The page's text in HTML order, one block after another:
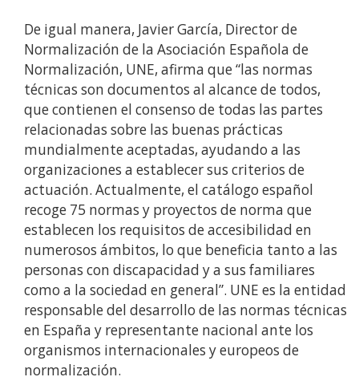
De igual manera, Javier García, Director de
Normalización de la Asociación Española de
Normalización, UNE, afirma que “las normas
técnicas son documentos al alcance de todos,
que contienen el consenso de todas las partes
relacionadas sobre las buenas prácticas
mundialmente aceptadas, ayudando a las
organizaciones a establecer sus criterios de
actuación. Actualmente, el catálogo español
recoge 75 normas y proyectos de norma que
establecen los requisitos de accesibilidad en
numerosos ámbitos, lo que beneficia tanto a las
personas con discapacidad y a sus familiares
como a la sociedad en general”. UNE es la entidad
responsable del desarrollo de las normas técnicas
en España y representante nacional ante los
organismos internacionales y europeos de
normalización.